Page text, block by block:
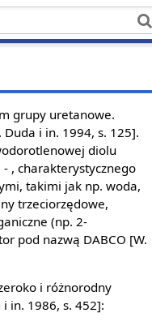
grupy uretanowe.
i in. 1994, s. 125].
diolu
, charakterystycznego
takimi jak np. woda,
trzeciorzędowe,
(np. 2-
pod nazwą DABCO [W.
i różnorodny
in. 1986, s. 452]: